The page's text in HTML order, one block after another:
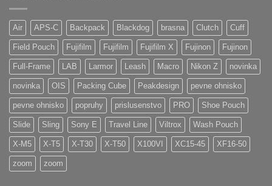
Air APS-C Backpack Blackdog brasna Clutch Cuff
Field Pouch Fujifilm Fujifilm Fujifilm X Fujinon Fujinon
Full-Frame LAB Larmor Leash Macro Nikon Z novinka
novinka OIS Packing Cube Peakdesign pevne ohnisko
pevne ohnisko popruhy prislusenstvo PRO Shoe Pouch
Slide Sling Sony E Travel Line Viltrox Wash Pouch
X-M5 X-T5 X-T30 X-T50 X100VI XC15-45 XF16-50
zoom zoom